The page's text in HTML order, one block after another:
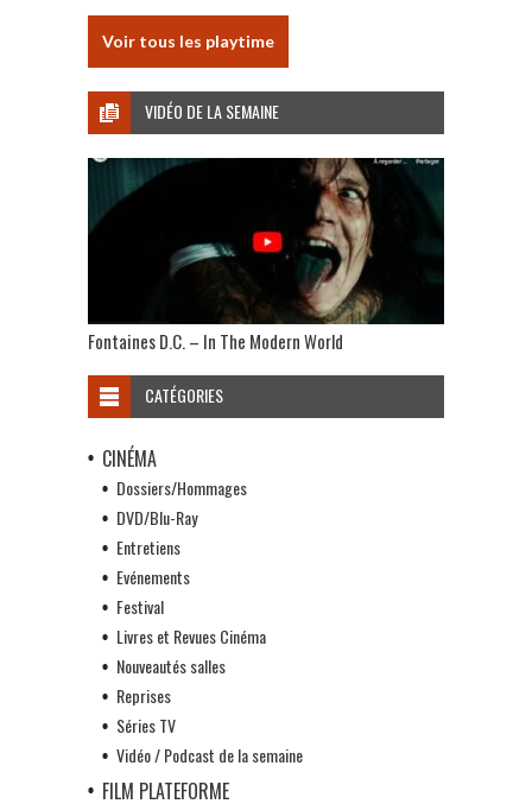
Voir tous les playtime
VIDÉO DE LA SEMAINE
Fontaines D.C. – In The Modern World
CATÉGORIES
CINÉMA
Dossiers/Hommages
DVD/Blu-Ray
Entretiens
Evénements
Festival
Livres et Revues Cinéma
Nouveautés salles
Reprises
Séries TV
Vidéo / Podcast de la semaine
FILM PLATEFORME